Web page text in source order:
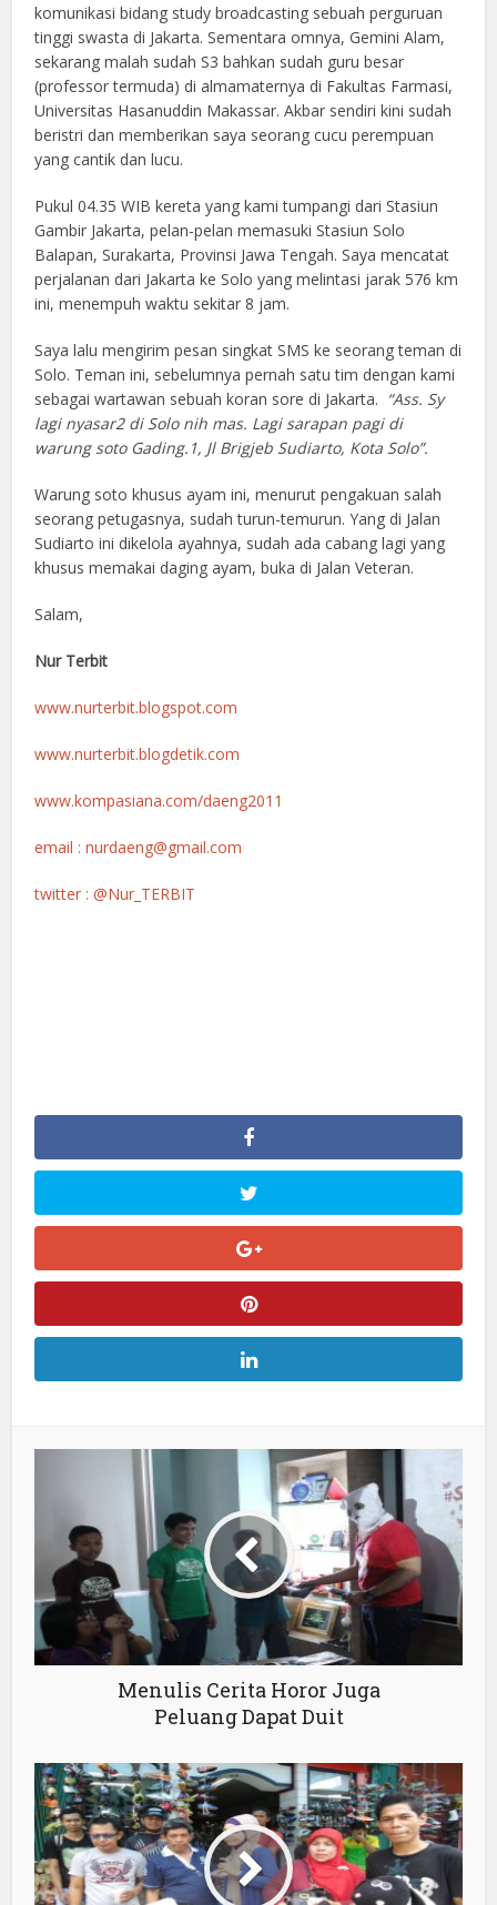
komunikasi bidang study broadcasting sebuah perguruan
tinggi swasta di Jakarta. Sementara omnya, Gemini Alam,
sekarang malah sudah S3 bahkan sudah guru besar
(professor termuda) di almamaternya di Fakultas Farmasi,
Universitas Hasanuddin Makassar. Akbar sendiri kini sudah
beristri dan memberikan saya seorang cucu perempuan
yang cantik dan lucu.
Pukul 04.35 WIB kereta yang kami tumpangi dari Stasiun
Gambir Jakarta, pelan-pelan memasuki Stasiun Solo
Balapan, Surakarta, Provinsi Jawa Tengah. Saya mencatat
perjalanan dari Jakarta ke Solo yang melintasi jarak 576 km
ini, menempuh waktu sekitar 8 jam.
Saya lalu mengirim pesan singkat SMS ke seorang teman di
Solo. Teman ini, sebelumnya pernah satu tim dengan kami
sebagai wartawan sebuah koran sore di Jakarta. “Ass. Sy
lagi nyasar2 di Solo nih mas. Lagi sarapan pagi di
warung soto Gading.1, Jl Brigjeb Sudiarto, Kota Solo”.
Warung soto khusus ayam ini, menurut pengakuan salah
seorang petugasnya, sudah turun-temurun. Yang di Jalan
Sudiarto ini dikelola ayahnya, sudah ada cabang lagi yang
khusus memakai daging ayam, buka di Jalan Veteran.
Salam,
Nur Terbit
www.nurterbit.blogspot.com
www.nurterbit.blogdetik.com
www.kompasiana.com/daeng2011
email :nurdaeng@gmail.com
twitter : @Nur_TERBIT
Menulis Cerita Horor Juga
Peluang Dapat Duit